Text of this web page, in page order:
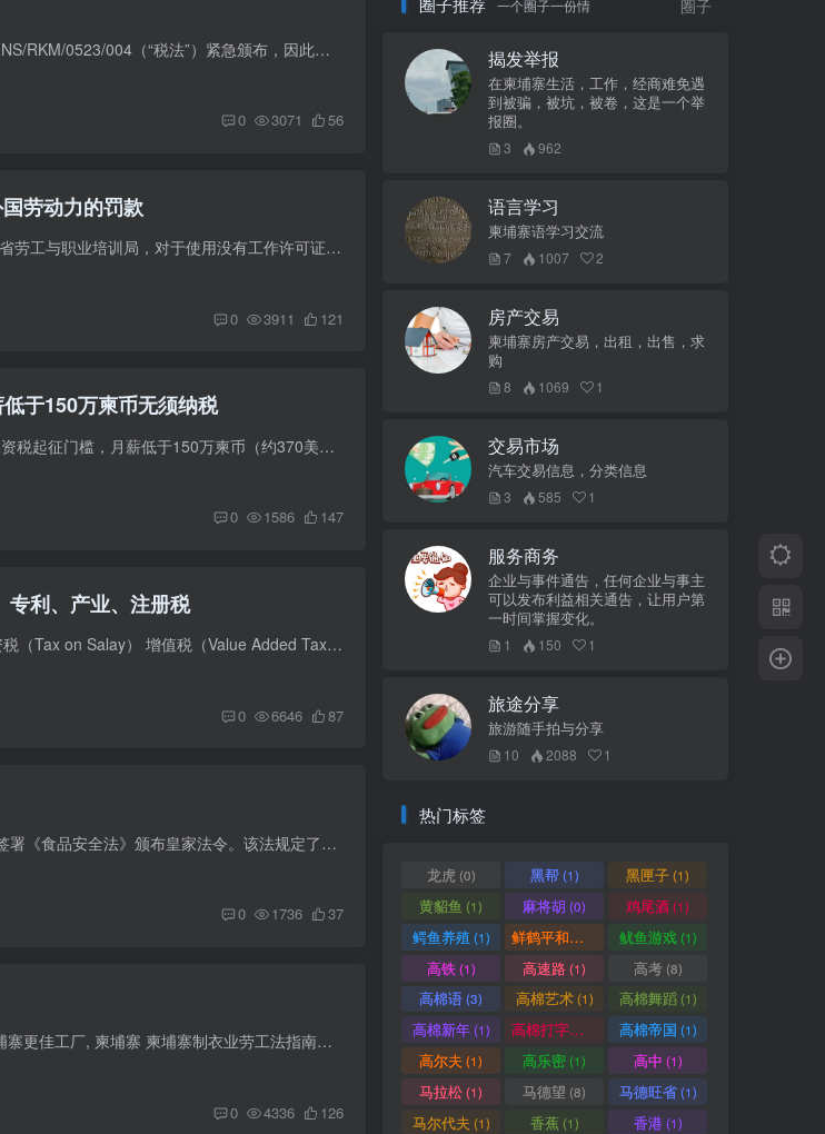
新税法于2023年5月16日根据Royal Kram No. NS/RKM/0523/004（“税法”）紧急颁布，因此自2023年5月17日起生效。税收废除了1997年2月24日的旧税收法及其2003年3月31日的修正案。《税法》共20章25...
0 3071 56
劳动力的罚款
柬埔寨劳工总局指示雇佣和人力局局长、市、省劳工与职业培训局，对于使用没有工作许可证和雇佣卡外国劳动力的工厂、企业和机构业主或董事，劳工监察员应立即对其进行如下罚款:1.如果发现雇主...
0 3911 121
于150万柬币无须纳税
洪森总理签发政令，自2023年1月1日起上调工资税起征门槛，月薪低于150万柬币（约370美元）的个人无须纳税。据政府令得知，月薪低于150万柬币无须缴纳工资税；月薪150万至200万柬币须缴纳5%的工...
0 1586 147
专利、产业、注册税
月度申报税务 柬埔寨每月须申报之税务： 工资税（Tax on Salay） 增值税（Value Added Tax） 预扣税（Withholding tax） 预缴盈利税（Prepayment of Tax on Income） 一 工资税 凡在柬埔寨居住...
0 6646 87
柬埔寨国王诺罗敦·西哈莫尼国王陛下6月11日签署《食品安全法》颁布皇家法令。该法规定了在食品生产链各个环节的管理和确保食品安全、质量、卫生和合法性的框架和机制，为消费者提供健康保护和...
0 1736 37
2005 (2014 改编)国际劳工组织 2005-5-30柬埔寨更佳工厂, 柬埔寨 柬埔寨制衣业劳工法指南下载
0 4336 126
一个圈子一份情 圈子
揭发举报
在柬埔寨生活，工作，经商难免遇
到被骗，被坑，被卷，这是一个举
报圈。
3 962
语言学习
柬埔寨语学习交流
7 1007 2
房产交易
柬埔寨房产交易，出租，出售，求
购
8 1069 1
交易市场
汽车交易信息，分类信息
3 585 1
服务商务
企业与事件通告，任何企业与事主
可以发布利益相关通告，让用户第
一时间掌握变化。
1 150 1
旅途分享
旅游随手拍与分享
10 2088 1
热门标签
龙虎(0) 黑帮(1) 黑匣子(1)
黄貂鱼 (1) 麻将胡 (0) 鸡尾酒(1)
鳄鱼养殖(1) 鲜鹤平和赏 鱿鱼游戏(1)
高铁(1) 高速路(1) 高考(8)
高棉语(3) 高棉艺术(1) 高棉舞蹈(1)
高棉新年(1) 高棉打字机 高棉帝国 (1)
高尔夫 (1) 高乐密(1) 高中 (1)
马拉松(1) 马德望 (8) 马德旺省(1)
马尔代夫 (1) 香蕉(1) 香港(1)